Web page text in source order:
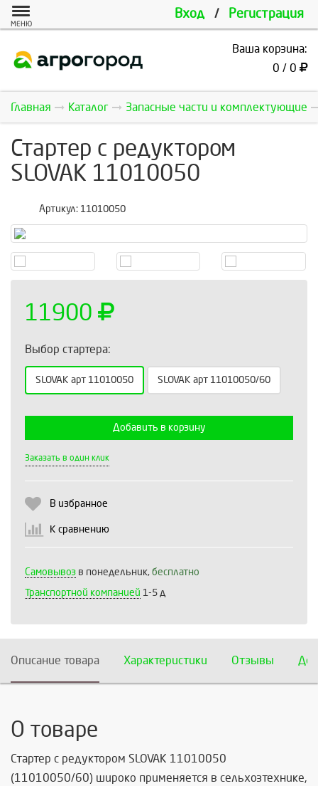
Вход / Регистрация
МЕНЮ
Ваша корзина:
0 / 0
Главная Каталог Запасные части и комплектующие
Стартер с редуктором
SLOVAK 11010050
Артикул: 11010050
11900
Выбор стартера:
SLOVAK арт 11010050 SLOVAK арт 11010050/60
Выберите количество:
Продолжить Отмена
Добавить в корзину
Заказать в один клик
В избранное
К сравнению
Самовывоз в понедельник, бесплатно
Транспортной компанией 1-5 д
Описание товара Характеристики Отзывы
О товаре
Стартер с редуктором SLOVAK 11010050
(11010050/60) широко применяется в сельхозтехнике,